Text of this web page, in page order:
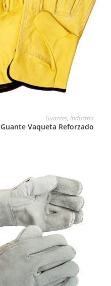
Guantes,Industria
Guante Vaqueta Reforzado